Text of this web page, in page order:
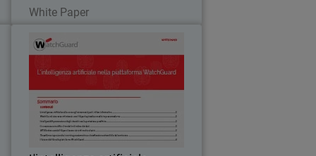
White Paper
Thumbnail L'intelligenza artificiale
dell'intelligenza artificiale per accelerare
la frequenza degli attacchi. Questo
white paper spiega come WatchGuard
passa al contrattacco, includendo l’IA